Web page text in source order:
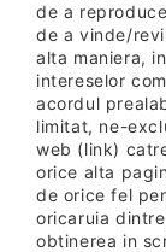
de a
de a vinde/
alta maniera,
intereselor
acordul
limitat, ne-
web (link)
orice alta
de orice fel
oricaruia
obtinerea in